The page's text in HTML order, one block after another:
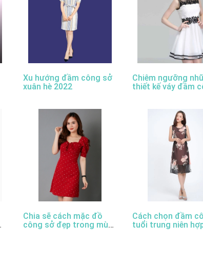
Xu hướng đầm công sở
xuân hè 2022
Chiêm ngưỡng
thiết kế váy đầm
Chia sẽ cách mặc đồ
công sở đẹp trong mùa
Cách chọn đầm
tuổi trung niên